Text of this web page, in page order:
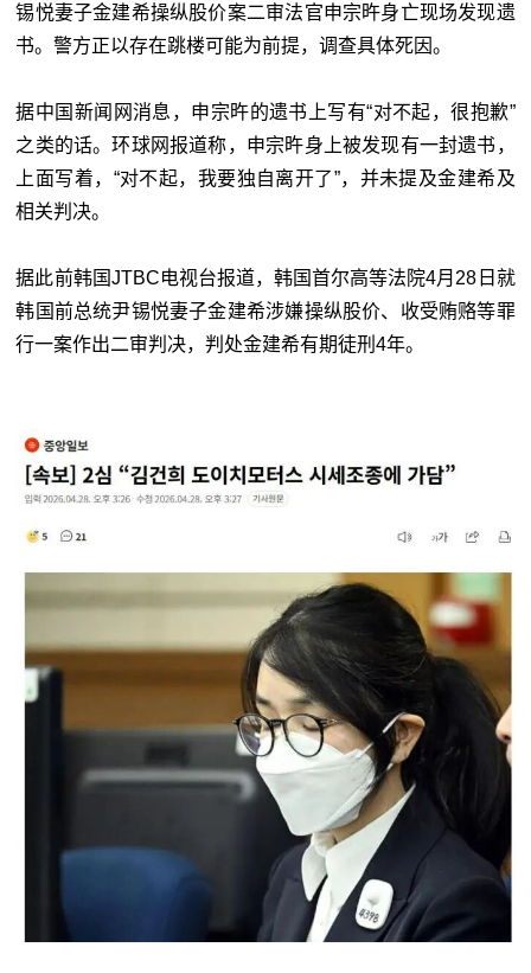
锡悦妻子金建希操纵股价案二审法官申宗旿身亡现场发现遗
书。警方正以存在跳楼可能为前提，调查具体死因。
据中国新闻网消息，申宗旿的遗书上写有“对不起，很抱歉”
之类的话。环球网报道称，申宗旿身上被发现有一封遗书，
上面写着，“对不起，我要独自离开了”，并未提及金建希及
相关判决。
据此前韩国JTBC电视台报道，韩国首尔高等法院4月28日就
韩国前总统尹锡悦妻子金建希涉嫌操纵股价、收受贿赂等罪
行一案作出二审判决，判处金建希有期徒刑4年。